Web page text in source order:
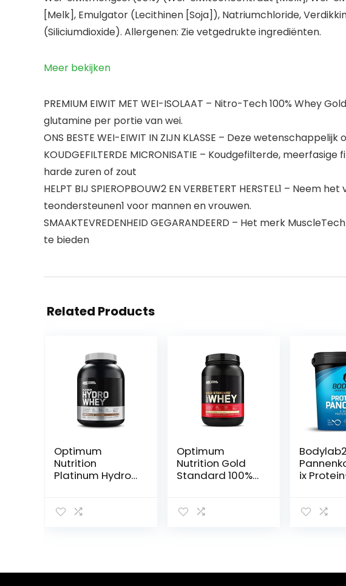
[Melk], Emulgator (Lecithinen [Soja]), Natriumchloride,
(Siliciumdioxide). Allergenen: Zie vetgedrukte ingrediënten.
Meer bekijken
PREMIUM EIWIT MET WEI-ISOLAAT – Nitro-Tech 100% Whey
glutamine per portie van wei.
ONS BESTE WEI-EIWIT IN ZIJN KLASSE – Deze
KOUDGEFILTERDE MICRONISATIE – Koudgefilterde,
harde zuren of zout
HELPT BIJ SPIEROPBOUW2 EN VERBETERT HERSTEL1 –
teondersteunen1 voor mannen en vrouwen.
SMAAKTEVREDENHEID GEGARANDEERD – Het merk
te bieden
Related Products
Optimum
Nutrition
Platinum Hydro
Whey Protein
BCAA,
Optimum
Nutrition Gold
Standard 100%
Herstel,
BCAA
ix